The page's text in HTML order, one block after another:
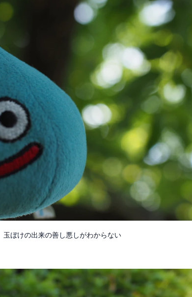
玉ぼけの出来の善し悪しがわからない